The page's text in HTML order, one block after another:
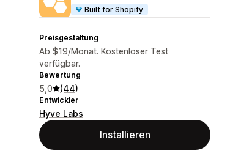
Built for Shopify
Preisgestaltung
Ab $19/Monat. Kostenloser Test
verfügbar.
Bewertung
5,0 (44)
Entwickler
Hyve Labs
Installieren